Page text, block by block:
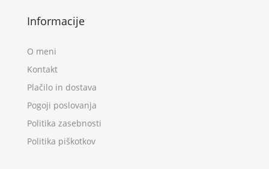
Informacije
O meni
Kontakt
Plačilo in dostava
Pogoji poslovanja
Politika zasebnosti
Politika piškotkov